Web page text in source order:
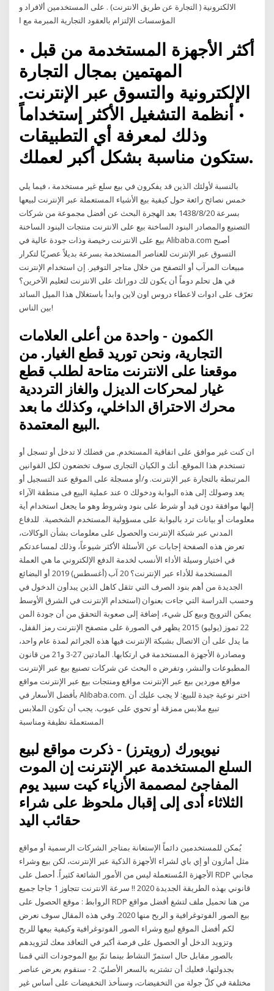
الالكترونية ( التجارة عن طريق الانترنت) . على المستخدمين ألافراد و
المؤسسات الإلتزام بالعقود التجارية المبرمة مع ا
• أكثر الأجهزة المستخدمة من قبل
المهتمين بمجال التجارة
الإلكترونية والتسوق عبر الإنترنت.
• أنظمة التشغيل الأكثر إستخداماً
وذلك لمعرفة أي التطبيقات
ستكون مناسبة بشكل أكبر لعملك.
بالنسبة لأولئك الذين قد يفكرون في بيع سلع غير مستخدمة ، فيما يلي
خمس نصائح رائعة حول كيفية بيع الأشياء المستعملة عبر الإنترنت لبيعها
بسرعة 20‏‏/8‏‏/1438 بعد الهجرة البحث عن أفضل مجموعة من شركات
التصنيع والمصادر البنود الساخنة بيع على الانترنت منتجات البنود الساخنة
بيع على الانترنت رخيصة وذات جودة عالية في Alibaba.com أصبح
التسوق عبر الإنترنت للعناصر المستخدمة بسرعة بديلاً عصريًا لتكرار
مبيعات المرآب أو التصفح من خلال متاجر التوفير. إن استخدام الإنترنت
في هل تحلم دوماً أن يكون لك دوراتك على الانترنت لتعليم الآخرين؟
تعرّف على ادوات لاعطاء دروس اون لاين وابدأ باستغلال هذا الميل السائد
بين الناس!
الكمون - واحدة من أعلى العلامات
التجارية، ونحن توريد قطع الغيار. من
موقعنا على الانترنت متاحة لطلب قطع
غيار لمحركات الديزل والغاز الترددية
محرك الاحتراق الداخلي، وكذلك ما بعد
البيع المعتمدة.
ان كنت غير موافق على اتفاقية المستخدم, من فضلك لا تدخل أو تسجل أو
تستخدم هذا الموقع. أنك و الكيان التجارى سوف تخضعون لكل القوانين
المرتبطة بالتجارة عبر الإنترنت. و/أو مسجلة على الموقع عند التسجيل أو
عند عملية البيع فى منطقة الآراء o يعد وصولك إلى هذه البوابة ودخولك
إليها موافقة دون قيد أو شرط على بنود وشروط وهو ما يجعل استخدام أية
معلومات أو بيانات ترد بالبوابة على مسؤولية المستخدم الشخصية. ​ للدفاع
المدني عبر شبكة الإنترنت والحصول على معلومات بشأن الوكالات،
تعرض هذه الصفحة إجابات عن الأسئلة الأكثر شيوعاً، وذلك لمساعدتكم
في اختيار وسيلة الأداء الأنسب لخدمة الدفع الإلكتروني ما هي العملة
المستخدمة للأداء عبر الإنترنت؟ 20 آب (أغسطس) 2019 أو البضائع
الجديدة من أهم بنود الصرف التي تثقل كاهل الذين يبدأون الدخول في
وحسب الدراسة التي جاءت بعنوان (استخدام الإنترنت في الشرق الأوسط
يمكن الترويج وبيع كل شيء، إضافة إلى صعوبة التحقق من أن جودة المن
22 تموز (يوليو) 2015 يظهر في الصورة على متصفح الإنترنت رمز القفل،
ما يدل على أن الاتصال بشبكة الإنترنت فيها هذه الجرائم لمدة عام واحد،
ومصادرة الأجهزة المستخدمة في ارتكابها. المادتين 27-3 و21 من قانون
المطبوعات والنشر، وتفرض ه البحث عن شركات تصنيع بيع عبر الإنترنت
مواقع موردين بيع عبر الإنترنت مواقع ومنتجات بيع عبر الإنترنت مواقع
بأفضل الأسعار في Alibaba.com. اختر نوعية جيدة للبيع: لا يجب عليك أن
تبيع ملابس ممزقة أو تحوي على عيوب. يجب أن تكون الملابس
نيويورك (رويترز) - ذكرت مواقع لبيع
السلع المستخدمة عبر الإنترنت إن الموت
المفاجئ لمصممة الأزياء كيت سبيد يوم
الثلاثاء أدى إلى إقبال ملحوظ على شراء
يُمكن للمستخدمين دائماً الإستعانة بمتاجر الشركات الرسمية أو مواقع
مثل أمازون أو إي باي لشراء الأجهزة الذكية عبر الإنترنت، لكن بيع وشراء
الأجهزة المُستعملة ليس من الأمور الشائعة كثيراً. أحصل على RDP مجاني
قانوني بهذه الطريقة الجديدة 2020 !! سرعة الانترنت تتجاوز 1 جاجا جميع
الروابط : موقع الحصول على RDP من هنا تحميل ملف لتشغ أفضل مواقع
بيع الصور الفوتوغرافية و الربح منها 2020. وفي هذه المقال سوف نعرض
لكم أفضل الموقع لبيع وشراء الصور الفوتوغرافية وكيفية بيعها للربح
وتزويد الدخل أو الحصول على فرصة أكبر في التعاقد معك لتزويدهم
بالصور مقابل حال استمرّ النشاط بينما تمّ بيع الموجودات التي قمنا
بجدولتها، فعليك أن تشتريه بالسعر الأصليّ. 2 - سنقوم بعرض عناصر
مختلفة في كلّ جولة من التخفيضات، وسنأخذ التخفيضات على أساس غير